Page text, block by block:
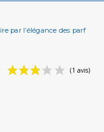
par l’élégance des parfums